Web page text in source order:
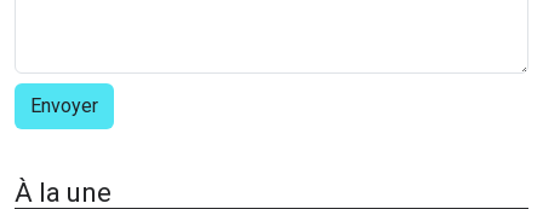
À la une